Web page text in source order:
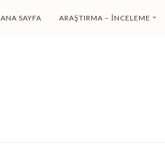
ANA SAYFA ARAŞTIRMA – İNCELEME